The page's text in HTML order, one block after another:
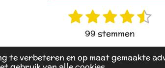
te verbeteren en op maat gemaakte
1
t
e
2
s
t
e
3
s
t
e
4
s
t
e
5
t
e
m
m
99 stemmen